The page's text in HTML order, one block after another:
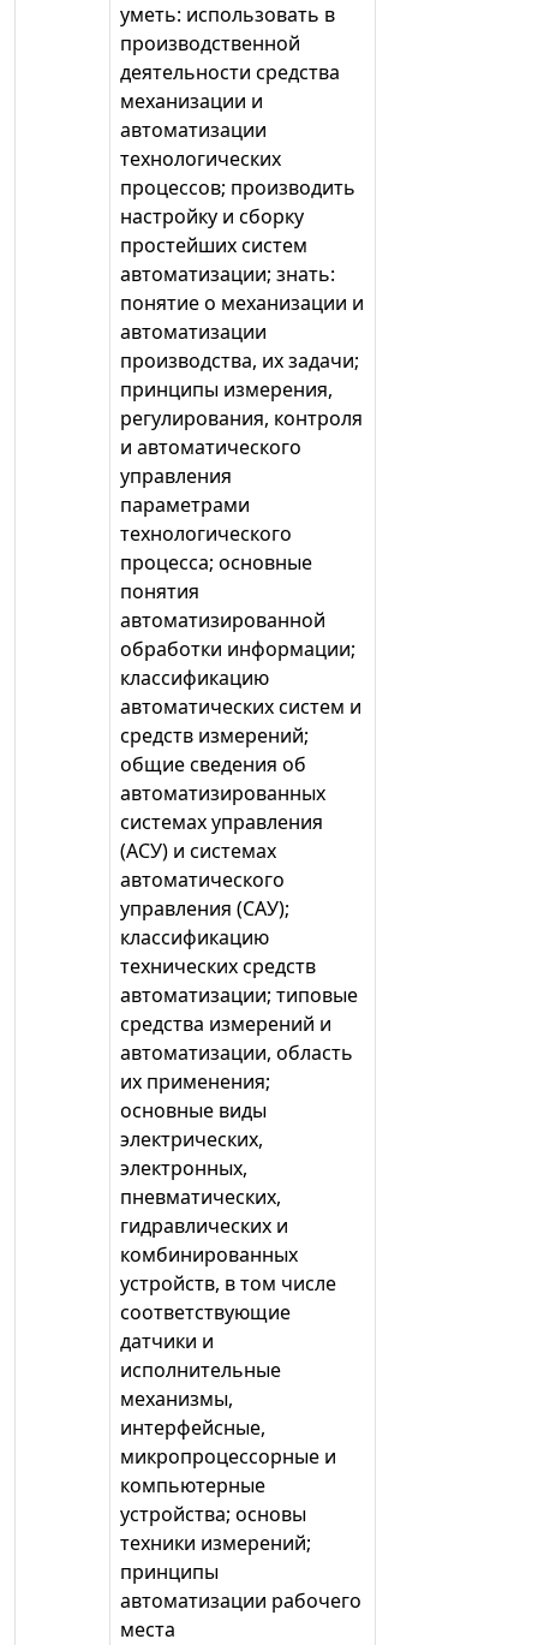
уметь: использовать в
производственной
деятельности средства
механизации и
автоматизации
технологических
процессов; производить
настройку и сборку
простейших систем
автоматизации; знать:
понятие о механизации и
автоматизации
производства, их задачи;
принципы измерения,
регулирования, контроля
и автоматического
управления
параметрами
технологического
процесса; основные
понятия
автоматизированной
обработки информации;
классификацию
автоматических систем и
средств измерений;
общие сведения об
автоматизированных
системах управления
(АСУ) и системах
автоматического
управления (САУ);
классификацию
технических средств
автоматизации; типовые
средства измерений и
автоматизации, область
их применения;
основные виды
электрических,
электронных,
пневматических,
гидравлических и
комбинированных
устройств, в том числе
соответствующие
датчики и
исполнительные
механизмы,
интерфейсные,
микропроцессорные и
компьютерные
устройства; основы
техники измерений;
принципы
автоматизации рабочего
места